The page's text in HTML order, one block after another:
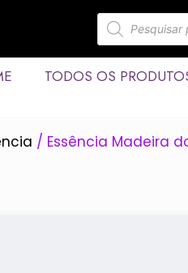
TODOS OS
/ Essência Madeira